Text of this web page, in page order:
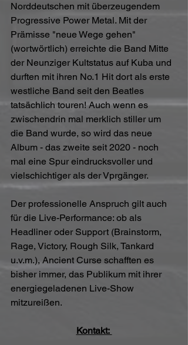
Norddeutschen mit überzeugendem
Progressive Power Metal. Mit der
Prämisse "neue Wege gehen"
(wortwörtlich) erreichte die Band Mitte
der Neunziger Kultstatus auf Kuba und
durften mit ihren No.1 Hit dort als erste
westliche Band seit den Beatles
tatsächlich touren! Auch wenn es
zwischendrin mal merklich stiller um
die Band wurde, so wird das neue
Album - das zweite seit 2020 - noch
mal eine Spur eindrucksvoller und
vielschichtiger als der Vprgänger.
Der professionelle Anspruch gilt auch
für die Live-Performance: ob als
Headliner oder Support (Brainstorm,
Rage, Victory, Rough Silk, Tankard
u.v.m.), Ancient Curse schafften es
bisher immer, das Publikum mit ihrer
energiegeladenen Live-Show
mitzureißen.
Kontakt: